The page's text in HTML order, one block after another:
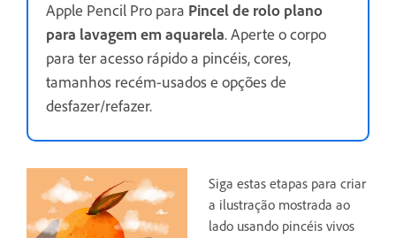
Apple Pencil Pro para Pincel de rolo plano
para lavagem em aquarela. Aperte o corpo
para ter acesso rápido a pincéis, cores,
tamanhos recém-usados e opções de
desfazer/refazer.
Siga estas etapas para criar
a ilustração mostrada ao
lado usando pincéis vivos